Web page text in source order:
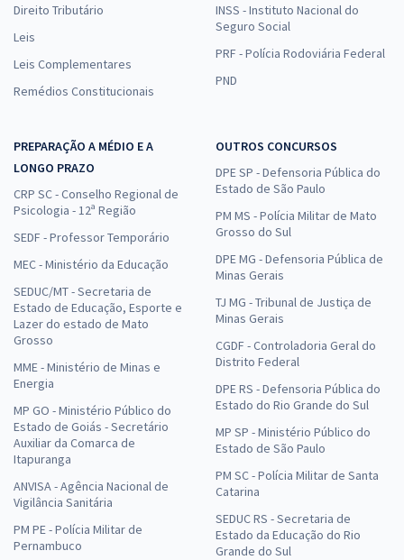
Direito Tributário
Leis
Leis Complementares
Remédios Constitucionais
INSS - Instituto Nacional do
Seguro Social
PRF - Polícia Rodoviária Federal
PND
PREPARAÇÃO A MÉDIO E A
LONGO PRAZO
CRP SC - Conselho Regional de
Psicologia - 12ª Região
SEDF - Professor Temporário
MEC - Ministério da Educação
SEDUC/MT - Secretaria de
Estado de Educação, Esporte e
Lazer do estado de Mato
Grosso
MME - Ministério de Minas e
Energia
MP GO - Ministério Público do
Estado de Goiás - Secretário
Auxiliar da Comarca de
Itapuranga
ANVISA - Agência Nacional de
Vigilância Sanitária
PM PE - Polícia Militar de
Pernambuco
OUTROS CONCURSOS
DPE SP - Defensoria Pública do
Estado de São Paulo
PM MS - Polícia Militar de Mato
Grosso do Sul
DPE MG - Defensoria Pública de
Minas Gerais
TJ MG - Tribunal de Justiça de
Minas Gerais
CGDF - Controladoria Geral do
Distrito Federal
DPE RS - Defensoria Pública do
Estado do Rio Grande do Sul
MP SP - Ministério Público do
Estado de São Paulo
PM SC - Polícia Militar de Santa
Catarina
SEDUC RS - Secretaria de
Estado da Educação do Rio
Grande do Sul